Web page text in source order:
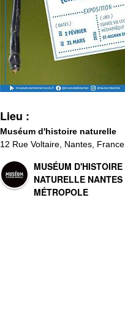
Lieu :
Muséum d'histoire naturelle
12 Rue Voltaire, Nantes, France
MUSÉUM D'HISTOIRE
NATURELLE NANTES
MÉTROPOLE